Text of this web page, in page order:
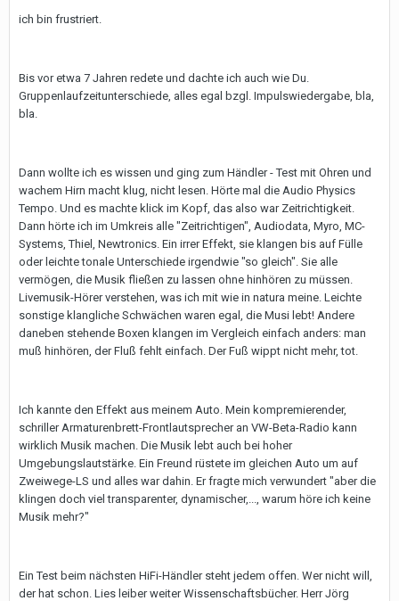
ich bin frustriert.
Bis vor etwa 7 Jahren redete und dachte ich auch wie Du.
Gruppenlaufzeitunterschiede, alles egal bzgl. Impulswiedergabe, bla,
bla.
Dann wollte ich es wissen und ging zum Händler - Test mit Ohren und
wachem Hirn macht klug, nicht lesen. Hörte mal die Audio Physics
Tempo. Und es machte klick im Kopf, das also war Zeitrichtigkeit.
Dann hörte ich im Umkreis alle "Zeitrichtigen", Audiodata, Myro, MC-
Systems, Thiel, Newtronics. Ein irrer Effekt, sie klangen bis auf Fülle
oder leichte tonale Unterschiede irgendwie "so gleich". Sie alle
vermögen, die Musik fließen zu lassen ohne hinhören zu müssen.
Livemusik-Hörer verstehen, was ich mit wie in natura meine. Leichte
sonstige klangliche Schwächen waren egal, die Musi lebt! Andere
daneben stehende Boxen klangen im Vergleich einfach anders: man
muß hinhören, der Fluß fehlt einfach. Der Fuß wippt nicht mehr, tot.
Ich kannte den Effekt aus meinem Auto. Mein kompremierender,
schriller Armaturenbrett-Frontlautsprecher an VW-Beta-Radio kann
wirklich Musik machen. Die Musik lebt auch bei hoher
Umgebungslautstärke. Ein Freund rüstete im gleichen Auto um auf
Zweiwege-LS und alles war dahin. Er fragte mich verwundert "aber die
klingen doch viel transparenter, dynamischer,..., warum höre ich keine
Musik mehr?"
Ein Test beim nächsten HiFi-Händler steht jedem offen. Wer nicht will,
der hat schon. Lies leiber weiter Wissenschaftsbücher. Herr Jörg